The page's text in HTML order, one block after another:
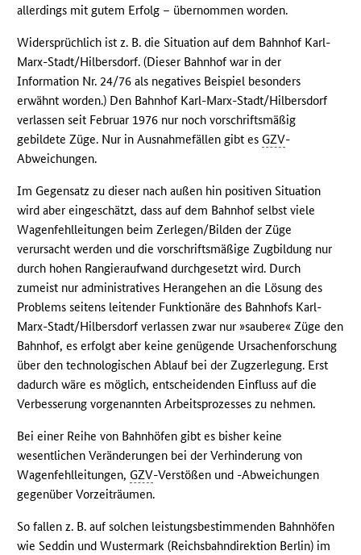
allerdings mit gutem Erfolg – übernommen worden.
Widersprüchlich ist z. B. die Situation auf dem Bahnhof Karl-
Marx-Stadt/Hilbersdorf. (Dieser Bahnhof war in der
Information Nr. 24/76 als negatives Beispiel besonders
erwähnt worden.) Den Bahnhof Karl-Marx-Stadt/Hilbersdorf
verlassen seit Februar 1976 nur noch vorschriftsmäßig
gebildete Züge. Nur in Ausnahmefällen gibt es GZV-
Abweichungen.
Im Gegensatz zu dieser nach außen hin positiven Situation
wird aber eingeschätzt, dass auf dem Bahnhof selbst viele
Wagenfehlleitungen beim Zerlegen/Bilden der Züge
verursacht werden und die vorschriftsmäßige Zugbildung nur
durch hohen Rangieraufwand durchgesetzt wird. Durch
zumeist nur administratives Herangehen an die Lösung des
Problems seitens leitender Funktionäre des Bahnhofs Karl-
Marx-Stadt/Hilbersdorf verlassen zwar nur »saubere« Züge den
Bahnhof, es erfolgt aber keine genügende Ursachenforschung
über den technologischen Ablauf bei der Zugzerlegung. Erst
dadurch wäre es möglich, entscheidenden Einfluss auf die
Verbesserung vorgenannten Arbeitsprozesses zu nehmen.
Bei einer Reihe von Bahnhöfen gibt es bisher keine
wesentlichen Veränderungen bei der Verhinderung von
Wagenfehlleitungen, GZV-Verstößen und -Abweichungen
gegenüber Vorzeiträumen.
So fallen z. B. auf solchen leistungsbestimmenden Bahnhöfen
wie Seddin und Wustermark (Reichsbahndirektion Berlin) im